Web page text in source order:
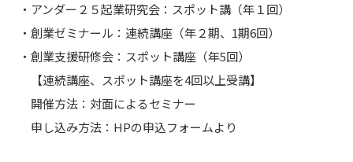
・アンダー２５起業研究会：スポット講（年１回）
・創業ゼミナール：連続講座（年２期、1期6回）
・創業支援研修会：スポット講座（年5回）
【連続講座、スポット講座を4回以上受講】
開催方法：対面によるセミナー
申し込み方法：HPの申込フォームより